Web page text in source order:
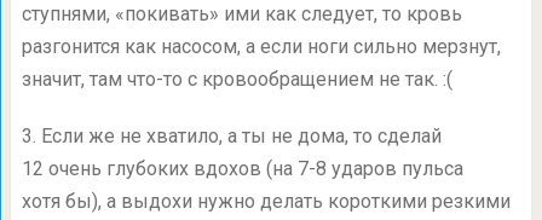
ступнями, «покивать» ими как следует, то кровь
разгонится как насосом, а если ноги сильно мерзнут,
значит, там что-то с кровообращением не так. :(
3. Если же не хватило, а ты не дома, то сделай
12 очень глубоких вдохов (на 7-8 ударов пульса
хотя бы), а выдохи нужно делать короткими резкими